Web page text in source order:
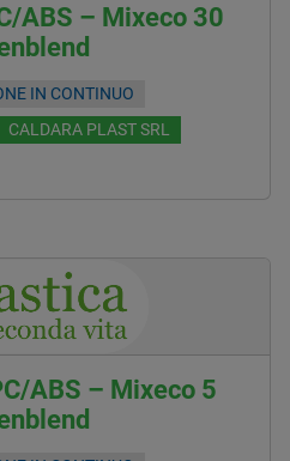
ABS – Mixeco 30
IN CONTINUO
CALDARA PLAST SRL
ABS – Mixeco 5